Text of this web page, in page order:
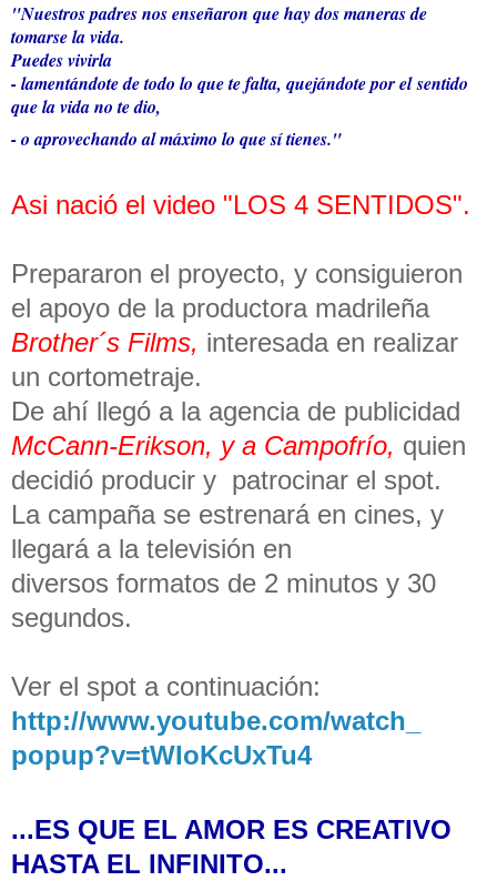
"Nuestros padres nos enseñaron que hay dos maneras de
tomarse la vida.
Puedes vivirla
- lamentándote de todo lo que te falta, quejándote por el sentido
que la vida no te dio,
- o aprovechando al máximo lo que sí tienes."
Asi nació el video "LOS 4 SENTIDOS".
Prepararon el proyecto, y consiguieron
el apoyo de la productora madrileña
Brother´s Films, interesada en realizar
un cortometraje.
De ahí llegó a la agencia de publicidad
McCann-Erikson, y a Campofrío, quien
decidió producir y patrocinar el spot.
La campaña se estrenará en cines, y
llegará a la televisión en
diversos formatos de 2 minutos y 30
segundos.
Ver el spot a continuación:
http://www.youtube.com/watch_
popup?v=tWIoKcUxTu4
...ES QUE EL AMOR ES CREATIVO
HASTA EL INFINITO...